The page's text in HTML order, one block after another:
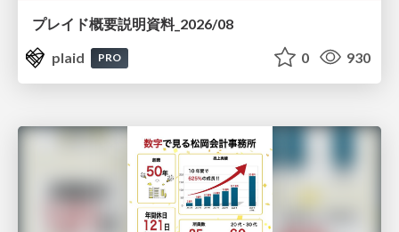
プレイド概要説明資料_2026/08
plaid
PRO 0 930